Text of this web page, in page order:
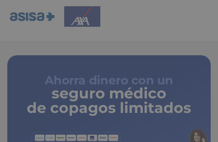
Ahorra dinero con un
seguro médico
de copagos limitados